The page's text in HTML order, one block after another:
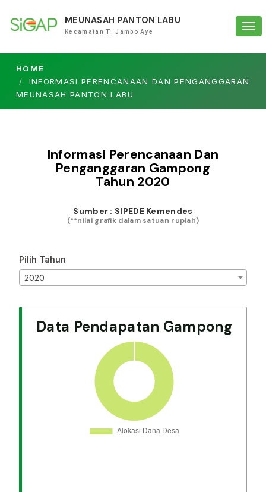
MEUNASAH PANTON LABU
Kecamatan T. Jambo Aye
HOME
INFORMASI PERENCANAAN DAN PENGANGGARAN
MEUNASAH PANTON LABU
Informasi Perencanaan Dan
Penganggaran Gampong
Tahun 2020
Sumber : SIPEDE Kemendes
(**nilai grafik dalam satuan rupiah)
Pilih Tahun
2020
Data Pendapatan Gampong